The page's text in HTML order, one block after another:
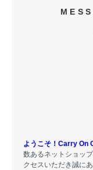
ようこそ！Carry On
数あるネットショッ
クセスいただき誠に